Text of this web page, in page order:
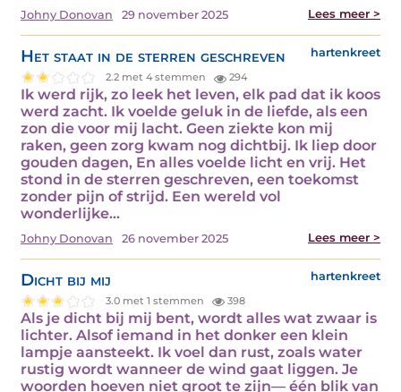
Johny Donovan 29 november 2025 Lees meer >
Het staat in de sterren geschreven hartenkreet
2.2 met 4 stemmen 294
Ik werd rijk, zo leek het leven, elk pad dat ik koos
werd zacht. Ik voelde geluk in de liefde, als een
zon die voor mij lacht. Geen ziekte kon mij
raken, geen zorg kwam nog dichtbij. Ik liep door
gouden dagen, En alles voelde licht en vrij. Het
stond in de sterren geschreven, een toekomst
zonder pijn of strijd. Een wereld vol
wonderlijke…
Johny Donovan 26 november 2025 Lees meer >
Dicht bij mij hartenkreet
3.0 met 1 stemmen 398
Als je dicht bij mij bent, wordt alles wat zwaar is
lichter. Alsof iemand in het donker een klein
lampje aansteekt. Ik voel dan rust, zoals water
rustig wordt wanneer de wind gaat liggen. Je
woorden hoeven niet groot te zijn— één blik van